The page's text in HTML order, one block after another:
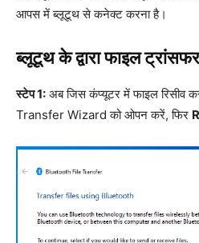
आपस में ब्लूटूथ से कनेक्ट करना है।
ब्लूटूथ के द्वारा फाइल
स्टेप 1: अब जिस कंप्यूटर में फाइल रिसीव
Transfer Wizard को ओपन करें, फिर